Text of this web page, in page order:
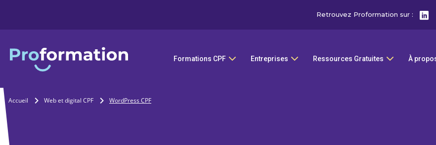
Retrouvez Proformation sur :
Formations CPF Entreprises Ressources Gratuites À
Accueil Web et digital CPF WordPress CPF